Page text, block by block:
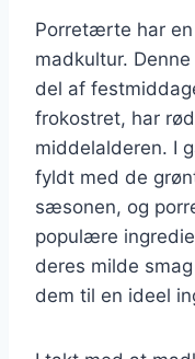
Porretærte har
madkultur.
del af
frokostret, har
middelalderen. I
fyldt med de
sæsonen, og
populære
deres milde
dem til en ideel